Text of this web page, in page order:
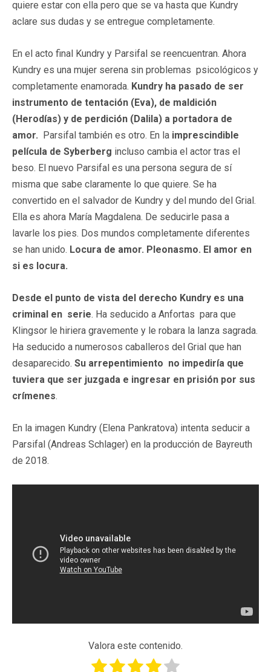
quiere estar con ella pero que se va hasta que Kundry
aclare sus dudas y se entregue completamente.
En el acto final Kundry y Parsifal se reencuentran. Ahora
Kundry es una mujer serena sin problemas psicológicos y
completamente enamorada. Kundry ha pasado de ser
instrumento de tentación (Eva), de maldición
(Herodías) y de perdición (Dalila) a portadora de
amor. Parsifal también es otro. En la imprescindible
película de Syberberg incluso cambia el actor tras el
beso. El nuevo Parsifal es una persona segura de sí
misma que sabe claramente lo que quiere. Se ha
convertido en el salvador de Kundry y del mundo del Grial.
Ella es ahora María Magdalena. De seducirle pasa a
lavarle los pies. Dos mundos completamente diferentes
se han unido. Locura de amor. Pleonasmo. El amor en
si es locura.
Desde el punto de vista del derecho Kundry es una
criminal en serie. Ha seducido a Anfortas para que
Klingsor le hiriera gravemente y le robara la lanza sagrada.
Ha seducido a numerosos caballeros del Grial que han
desaparecido. Su arrepentimiento no impediría que
tuviera que ser juzgada e ingresar en prisión por sus
crímenes.
En la imagen Kundry (Elena Pankratova) intenta seducir a
Parsifal (Andreas Schlager) en la producción de Bayreuth
de 2018.
Valora este contenido.